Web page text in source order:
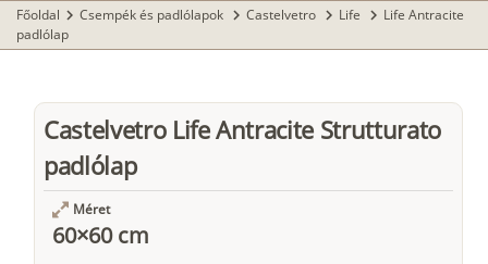
Főoldal chevron_right Csempék és padlólapok chevron_right Castelvetro chevron_right Life chevron_right Life Antracite
padlólap
Castelvetro Life Antracite Strutturato
padlólap
Méret
60×60 cm